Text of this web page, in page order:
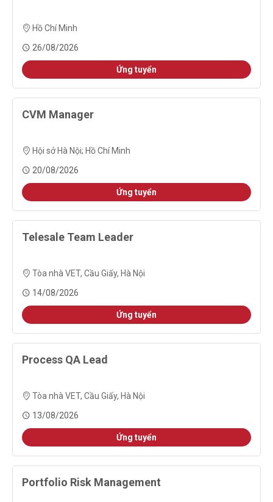
Hồ Chí Minh
26/08/2026
Ứng tuyển
CVM Manager
Hội sở Hà Nội; Hồ Chí Minh
20/08/2026
Ứng tuyển
Telesale Team Leader
Tòa nhà VET, Cầu Giấy, Hà Nội
14/08/2026
Ứng tuyển
Process QA Lead
Tòa nhà VET, Cầu Giấy, Hà Nội
13/08/2026
Ứng tuyển
Portfolio Risk Management